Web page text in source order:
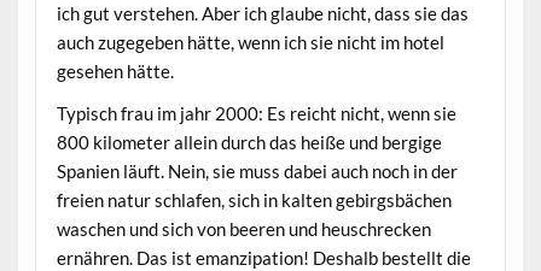
ich gut verstehen. Aber ich glaube nicht, dass sie das
auch zugegeben hätte, wenn ich sie nicht im hotel
gesehen hätte.
Typisch frau im jahr 2000: Es reicht nicht, wenn sie
800 kilometer allein durch das heiße und bergige
Spanien läuft. Nein, sie muss dabei auch noch in der
freien natur schlafen, sich in kalten gebirgsbächen
waschen und sich von beeren und heuschrecken
ernähren. Das ist emanzipation! Deshalb bestellt die